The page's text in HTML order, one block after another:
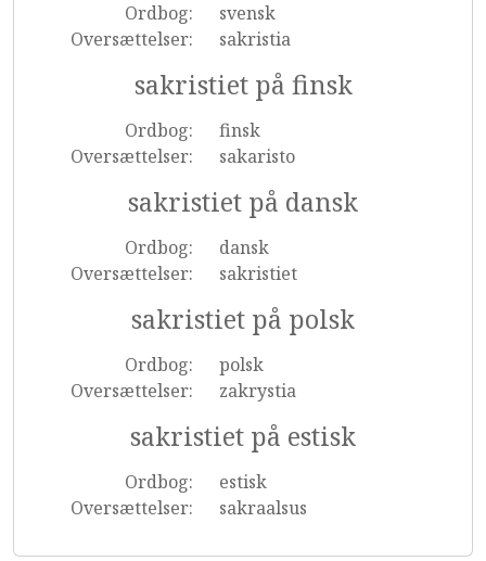
Ordbog:
svensk
Oversættelser:
sakristia
sakristiet på finsk
Ordbog:
finsk
Oversættelser:
sakaristo
sakristiet på dansk
Ordbog:
dansk
Oversættelser:
sakristiet
sakristiet på polsk
Ordbog:
polsk
Oversættelser:
zakrystia
sakristiet på estisk
Ordbog:
estisk
Oversættelser:
sakraalsus